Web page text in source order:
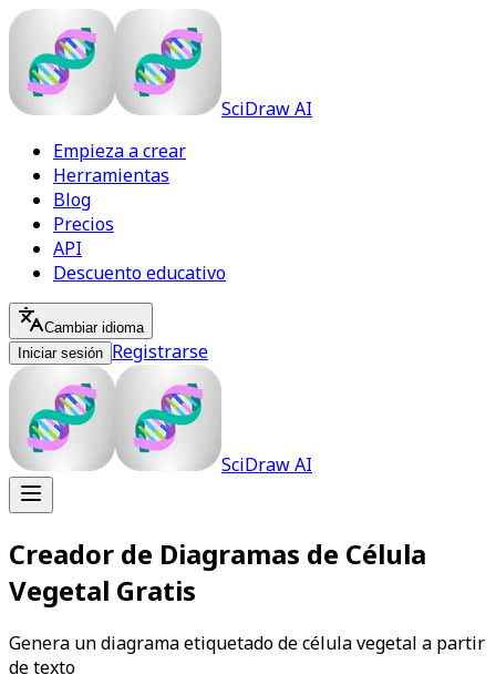
SciDraw AI
Empieza a crear
Herramientas
Blog
Precios
API
Descuento educativo
Cambiar idioma
Iniciar sesión Registrarse
SciDraw AI
Creador de Diagramas de Célula
Vegetal Gratis
Genera un diagrama etiquetado de célula vegetal a partir
de texto